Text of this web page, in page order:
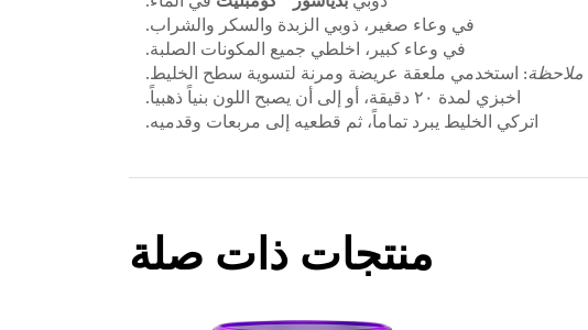
في وعاء صغير، ذوبي الزبدة والسكر والشراب.
في وعاء كبير، اخلطي جميع المكونات الصلبة.
ملاحظة: استخدمي ملعقة عريضة ومرنة لتسوية سطح الخليط.
اخبزي لمدة ٢٠ دقيقة، أو إلى أن يصبح اللون بنياً ذهبياً.
اتركي الخليط يبرد تماماً، ثم قطعيه إلى مربعات وقدميه.
منتجات ذات صلة